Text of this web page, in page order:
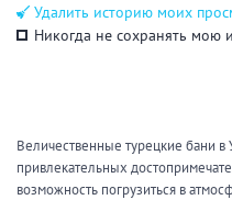
Мангал/ барбекю
Удобства
Удалить историю моих
Никогда не сохранять мою
Величественные турецкие бани
привлекательных
возможность погрузиться в